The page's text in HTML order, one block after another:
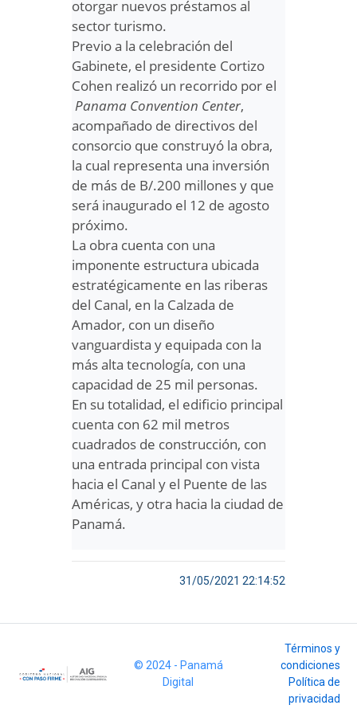
otorgar nuevos préstamos al
sector turismo.
Previo a la celebración del
Gabinete, el presidente Cortizo
Cohen realizó un recorrido por el
Panama Convention Center,
acompañado de directivos del
consorcio que construyó la obra,
la cual representa una inversión
de más de B/.200 millones y que
será inaugurado el 12 de agosto
próximo.
La obra cuenta con una
imponente estructura ubicada
estratégicamente en las riberas
del Canal, en la Calzada de
Amador, con un diseño
vanguardista y equipada con la
más alta tecnología, con una
capacidad de 25 mil personas.
En su totalidad, el edificio principal
cuenta con 62 mil metros
cuadrados de construcción, con
una entrada principal con vista
hacia el Canal y el Puente de las
Américas, y otra hacia la ciudad de
Panamá.
31/05/2021 22:14:52
© 2024 - Panamá
Digital
Términos y
condiciones
Política de
privacidad